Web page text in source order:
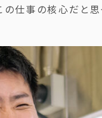
仕事の核心だと